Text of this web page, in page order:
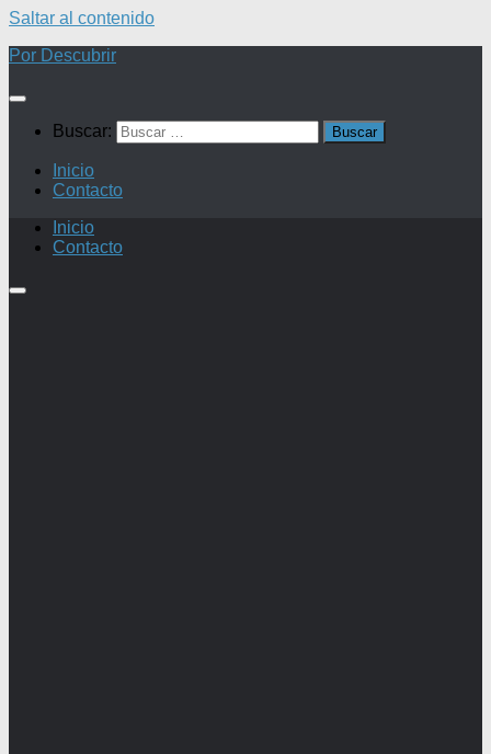
Saltar al contenido
Por Descubrir
Buscar:
Inicio
Contacto
Inicio
Contacto